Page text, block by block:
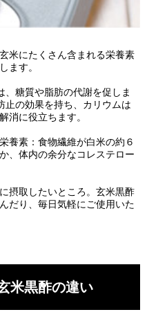
米にたくさん含まれる栄養素
ます。
、糖質や脂肪の代謝を促しま
止の効果を持ち、カリウムは
消に役立ちます。
養素：食物繊維が白米の約６
、体内の余分なコレステロー
摂取したいところ。玄米黒酢
だり、毎日気軽にご使用いた
米黒酢の違い